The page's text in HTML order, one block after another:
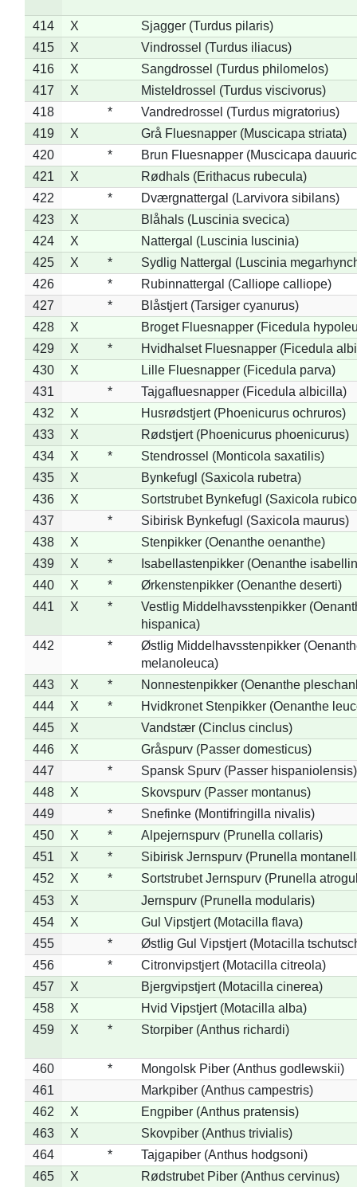
414 X
Sjagger (Turdus pilaris)
415
X
Vindrossel (Turdus iliacus)
416
X
Sangdrossel (Turdus philomelos)
417
X
Misteldrossel (Turdus viscivorus)
418
*
Vandredrossel (Turdus migratorius)
419
X
Grå Fluesnapper (Muscicapa striata)
420
*
Brun Fluesnapper (Muscicapa
421
X
Rødhals (Erithacus rubecula)
422
*
Dværgnattergal (Larvivora sibilans)
423
X
Blåhals (Luscinia svecica)
424
X
Nattergal (Luscinia luscinia)
425
X *
Sydlig Nattergal (Luscinia
426
*
Rubinnattergal (Calliope calliope)
427
*
Blåstjert (Tarsiger cyanurus)
428
X
Broget Fluesnapper (Ficedula
429
X *
Hvidhalset Fluesnapper (Ficedula
430
X
Lille Fluesnapper (Ficedula parva)
431
*
Tajgafluesnapper (Ficedula albicilla)
432
X
Husrødstjert (Phoenicurus ochruros)
433
X
Rødstjert (Phoenicurus phoenicurus)
434
X *
Stendrossel (Monticola saxatilis)
435
X
Bynkefugl (Saxicola rubetra)
436
X
Sortstrubet Bynkefugl (Saxicola
437
*
Sibirisk Bynkefugl (Saxicola maurus)
438
X
Stenpikker (Oenanthe oenanthe)
439
X *
Isabellastenpikker (Oenanthe
440
X *
Ørkenstenpikker (Oenanthe deserti)
441
X *
Vestlig Middelhavsstenpikker
hispanica)
442
*
Østlig Middelhavsstenpikker
melanoleuca)
443
X *
Nonnestenpikker (Oenanthe
444
X *
Hvidkronet Stenpikker (Oenanthe
445
X
Vandstær (Cinclus cinclus)
446
X
Gråspurv (Passer domesticus)
447
*
Spansk Spurv (Passer hispaniolensis)
448
X
Skovspurv (Passer montanus)
449
*
Snefinke (Montifringilla nivalis)
450
X *
Alpejernspurv (Prunella collaris)
451
X *
Sibirisk Jernspurv (Prunella
452
X *
Sortstrubet Jernspurv (Prunella
453
X
Jernspurv (Prunella modularis)
454
X
Gul Vipstjert (Motacilla flava)
455
*
Østlig Gul Vipstjert (Motacilla
456
*
Citronvipstjert (Motacilla citreola)
457
X
Bjergvipstjert (Motacilla cinerea)
458
X
Hvid Vipstjert (Motacilla alba)
459
X * Storpiber (Anthus richardi)
460 *
Mongolsk Piber (Anthus godlewskii)
461
Markpiber (Anthus campestris)
462
X
Engpiber (Anthus pratensis)
463
X
Skovpiber (Anthus trivialis)
464
*
Tajgapiber (Anthus hodgsoni)
465
X
Rødstrubet Piber (Anthus cervinus)